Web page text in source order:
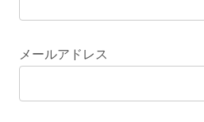
メールアドレス